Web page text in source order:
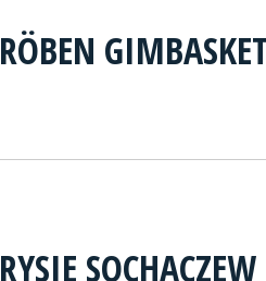
RÖBEN
RYSIE SOCHACZEW